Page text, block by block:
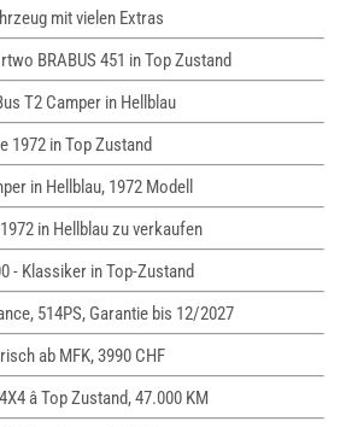
mit vielen Extras
BRABUS 451 in Top Zustand
T2 Camper in Hellblau
1972 in Top Zustand
in Hellblau, 1972 Modell
in Hellblau zu verkaufen
- Klassiker in Top-Zustand
514PS, Garantie bis 12/2027
ab MFK, 3990 CHF
â Top Zustand, 47.000 KM